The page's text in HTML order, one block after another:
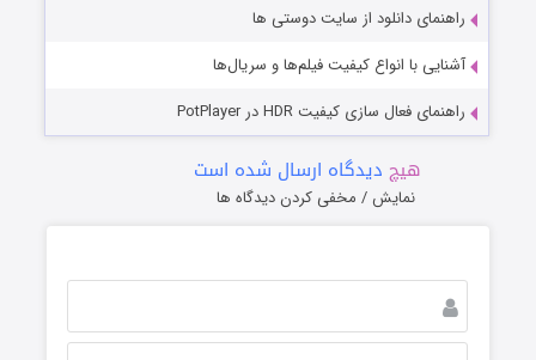
راهنمای دانلود از سایت دوستی ها
آشنایی با انواع کیفیت فیلم‌ها و سریال‌ها
راهنمای فعال سازی کیفیت HDR در PotPlayer
هیچ دیدگاه ارسال شده است
نمایش / مخفی کردن دیدگاه ها